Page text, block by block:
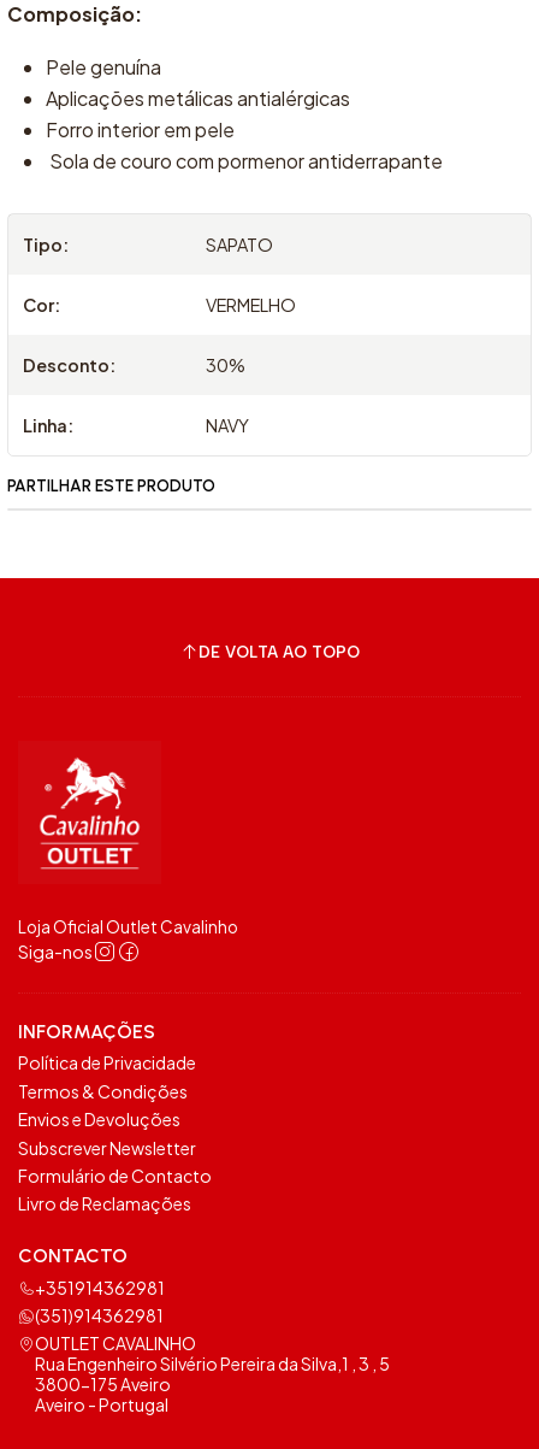
Composição:
Pele genuína
Aplicações metálicas antialérgicas
Forro interior em pele
Sola de couro com pormenor antiderrapante
Tipo: SAPATO
Cor: VERMELHO
Desconto: 30%
Linha: NAVY
PARTILHAR ESTE PRODUTO
DE VOLTA AO TOPO
Loja Oficial Outlet Cavalinho
Siga-nos
INFORMAÇÕES
Política de Privacidade
Termos & Condições
Envios e Devoluções
Subscrever Newsletter
Formulário de Contacto
Livro de Reclamações
CONTACTO
+351914362981
(351)914362981
OUTLET CAVALINHO
Rua Engenheiro Silvério Pereira da Silva,1 , 3 , 5
3800-175 Aveiro
Aveiro - Portugal